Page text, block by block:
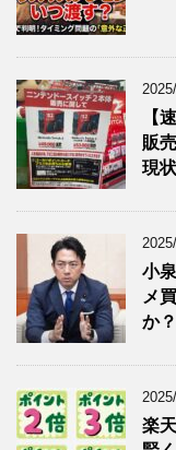
【
販
現
小
メ
か
楽